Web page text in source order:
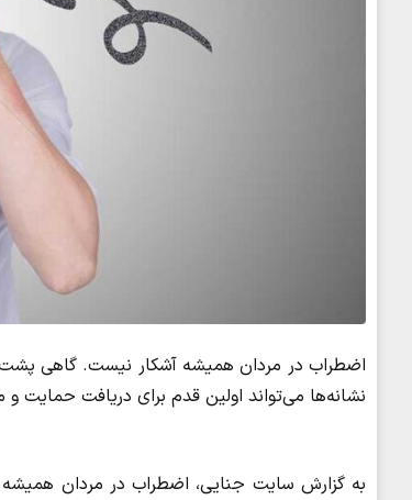
اضطراب در مردان همیشه آشکار نیست. گاهی
نشانه‌ها می‌تواند اولین قدم برای دریافت حمایت
به گزارش سایت جنایی، اضطراب در مردان